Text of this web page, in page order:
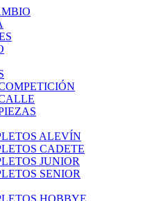
ALEVÍN
CADETE
JUNIOR
SENIOR
HOBBYE